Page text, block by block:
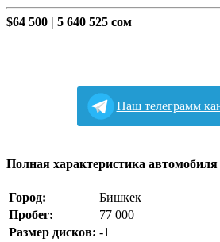
$64 500 | 5 640 525 сом
Наш телеграмм
Полная характеристика автомобиля
Город:
Бишкек
Пробег:
77 000
Размер дисков: -1